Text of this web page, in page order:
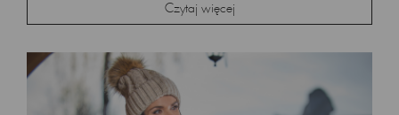
Czytaj więcej